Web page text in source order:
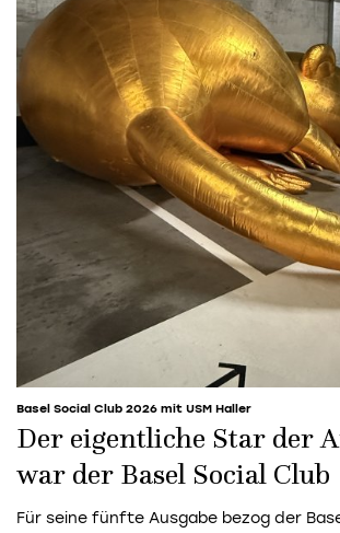
Basel Social Club 2026 mit USM Haller
Der eigentliche Star der
war der Basel Social Club
Für seine fünfte Ausgabe bezog der